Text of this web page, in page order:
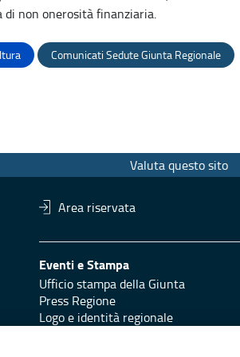
di non onerosità finanziaria.
Comunicati Sedute Giunta Regionale
Valuta questo sito
Area riservata
Eventi e Stampa
Ufficio stampa della Giunta
Press Regione
Logo e identità regionale